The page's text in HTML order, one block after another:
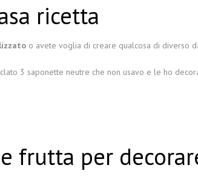
ricetta
o avete voglia di creare qualcosa di diverso
3 saponette neutre che non usavo e le ho
frutta per